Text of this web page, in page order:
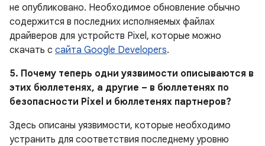
не опубликовано. Необходимое обновление обычно
содержится в последних исполняемых файлах
драйверов для устройств Pixel, которые можно
скачать с сайта Google Developers.
5. Почему теперь одни уязвимости описываются в
этих бюллетенях, а другие – в бюллетенях по
безопасности Pixel и бюллетенях партнеров?
Здесь описаны уязвимости, которые необходимо
устранить для соответствия последнему уровню